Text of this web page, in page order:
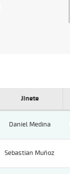
Jinete
Daniel Medina
Sebastian Muñoz